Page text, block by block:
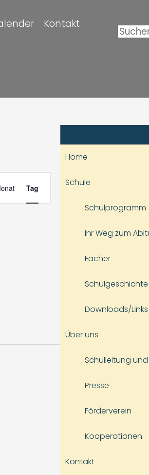
Kontakt
Home
Schule
Schulprogramm
Ihr Weg zum
Fächer
Schulgeschichte
Downloads/Links
Über uns
Schulleitung
Presse
Förderverein
Kooperationen
Kontakt
Veranstaltung
Ansichten-
Tag